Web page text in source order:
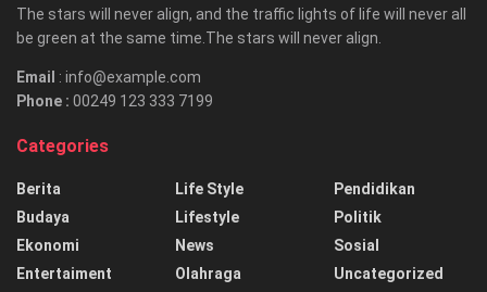
The stars will never align, and the traffic lights of life will never all
be green at the same time.The stars will never align.
Email : info@example.com
Phone : 00249 123 333 7199
Categories
Berita
Budaya
Ekonomi
Entertaiment
Life Style
Lifestyle
News
Olahraga
Pendidikan
Politik
Sosial
Uncategorized